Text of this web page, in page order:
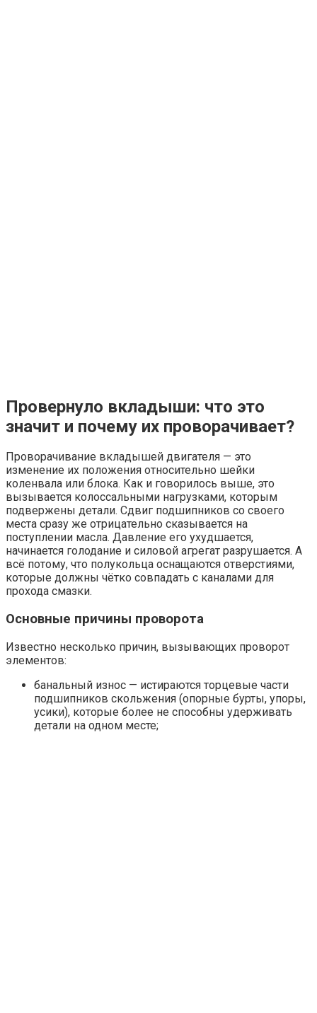
Провернуло вкладыши: что это
значит и почему их проворачивает?
Проворачивание вкладышей двигателя — это
изменение их положения относительно шейки
коленвала или блока. Как и говорилось выше, это
вызывается колоссальными нагрузками, которым
подвержены детали. Сдвиг подшипников со своего
места сразу же отрицательно сказывается на
поступлении масла. Давление его ухудшается,
начинается голодание и силовой агрегат разрушается. А
всё потому, что полукольца оснащаются отверстиями,
которые должны чётко совпадать с каналами для
прохода смазки.
Основные причины проворота
Известно несколько причин, вызывающих проворот
элементов:
банальный износ — истираются торцевые части
подшипников скольжения (опорные бурты, упоры,
усики), которые более не способны удерживать
детали на одном месте;